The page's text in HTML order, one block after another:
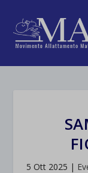
5 Ott 2025 |